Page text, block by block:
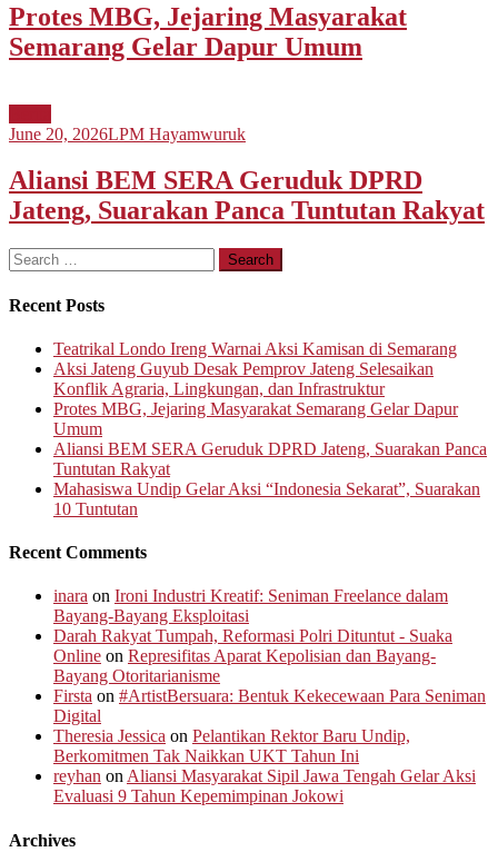
Protes MBG, Jejaring Masyarakat
Semarang Gelar Dapur Umum
June 20, 2026LPM Hayamwuruk
Aliansi BEM SERA Geruduk DPRD
Jateng, Suarakan Panca Tuntutan Rakyat
Search
for:
Recent Posts
Teatrikal Londo Ireng Warnai Aksi Kamisan di Semarang
Aksi Jateng Guyub Desak Pemprov Jateng Selesaikan
Konflik Agraria, Lingkungan, dan Infrastruktur
Protes MBG, Jejaring Masyarakat Semarang Gelar Dapur
Umum
Aliansi BEM SERA Geruduk DPRD Jateng, Suarakan Panca
Tuntutan Rakyat
Mahasiswa Undip Gelar Aksi “Indonesia Sekarat”, Suarakan
10 Tuntutan
Recent Comments
inara on Ironi Industri Kreatif: Seniman Freelance dalam
Bayang-Bayang Eksploitasi
Darah Rakyat Tumpah, Reformasi Polri Dituntut - Suaka
Online on Represifitas Aparat Kepolisian dan Bayang-
Bayang Otoritarianisme
Firsta on #ArtistBersuara: Bentuk Kekecewaan Para Seniman
Digital
Theresia Jessica on Pelantikan Rektor Baru Undip,
Berkomitmen Tak Naikkan UKT Tahun Ini
reyhan onAliansi Masyarakat Sipil Jawa Tengah Gelar Aksi
Evaluasi 9 Tahun Kepemimpinan Jokowi
Archives